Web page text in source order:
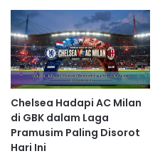
Chelsea Hadapi AC Milan
di GBK dalam Laga
Pramusim Paling Disorot
Hari Ini